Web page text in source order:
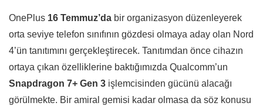
OnePlus 16 Temmuz’da bir organizasyon düzenleyerek
orta seviye telefon sınıfının gözdesi olmaya aday olan Nord
4’ün tanıtımını gerçekleştirecek. Tanıtımdan önce cihazın
ortaya çıkan özelliklerine baktığımızda Qualcomm’un
Snapdragon 7+ Gen 3 işlemcisinden gücünü alacağı
görülmekte. Bir amiral gemisi kadar olmasa da söz konusu